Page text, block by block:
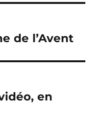
de l’Avent
en